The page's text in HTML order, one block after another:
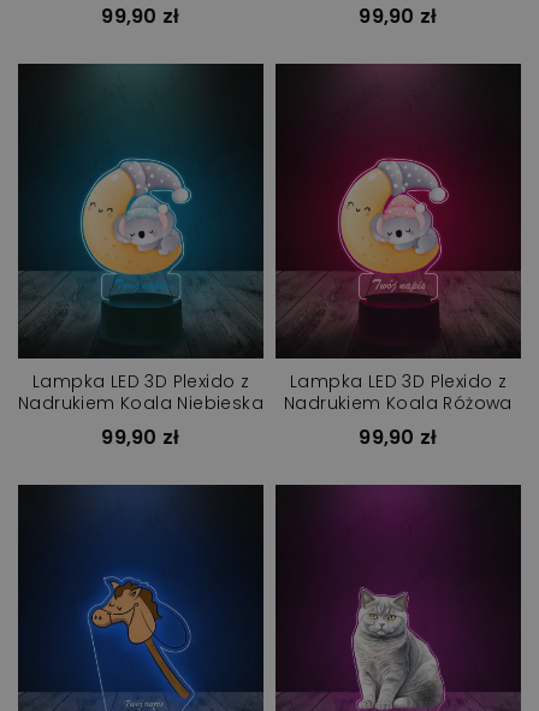
99,90 zł 99,90 zł
Lampka LED 3D Plexido z
Nadrukiem Koala Niebieska
99,90 zł
Lampka LED 3D Plexido z
Nadrukiem Koala Różowa
99,90 zł